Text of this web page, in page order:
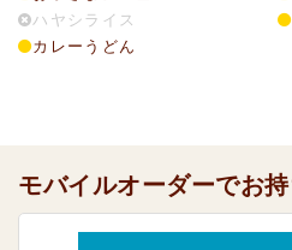
ハヤシライス
カレーうどん
モバイルオーダーでお